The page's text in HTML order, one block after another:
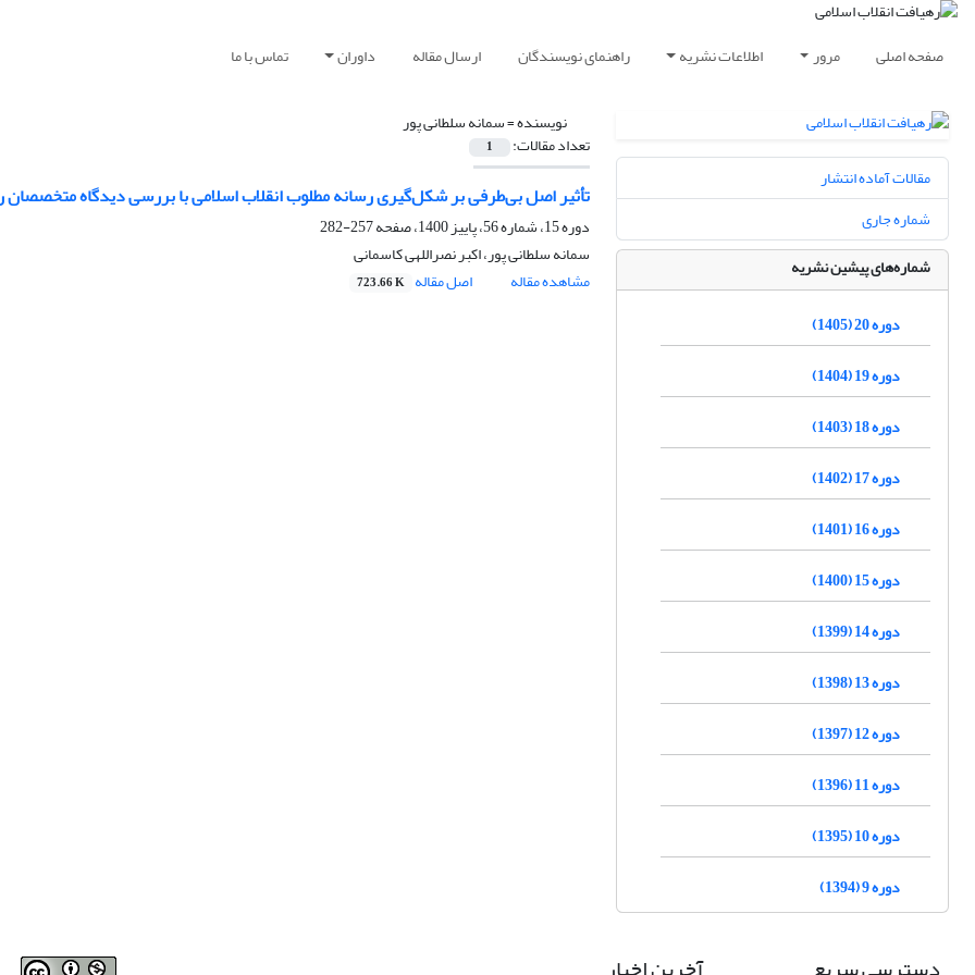
صفحه اصلی مرور اطلاعات نشریه راهنمای نویسندگان ارسال مقاله داوران تماس با ما
نویسنده =سمانه سلطانی پور
تعداد مقالات: 1
تأثیر اصل بی‌طرفی بر شکل‌گیری رسانه مطلوب انقلاب اسلامی با بررسی دیدگاه متخصصان
دوره 15، شماره 56، پاییز 1400، صفحه
257-282
سمانه سلطانی پور، اکبر نصراللهی کاسمانی
مشاهده مقاله
اصل مقاله 723.66 K
مقالات آماده انتشار
شماره جاری
شماره‌های پیشین نشریه
دوره 20 (1405)
دوره 19 (1404)
دوره 18 (1403)
دوره 17 (1402)
دوره 16 (1401)
دوره 15 (1400)
دوره 14 (1399)
دوره 13 (1398)
دوره 12 (1397)
دوره 11 (1396)
دوره 10 (1395)
دوره 9 (1394)